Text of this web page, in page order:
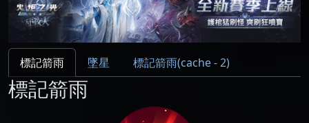
標記箭雨 墜星 標記箭雨(cache - 2)
標記箭雨